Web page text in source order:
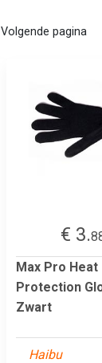
Volgende pagina
€ 3.
Max Pro Heat
Protection
Zwart
Haibu